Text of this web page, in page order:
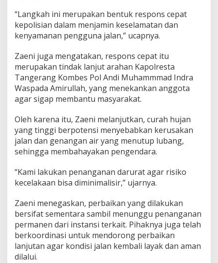
a
n
u
a
n
g
B
r
a
h
a
a
i
B
l
a
r
a
j
a
“Langkah ini merupakan bentuk respons cepat
kepolisian dalam menjamin keselamatan dan
kenyamanan pengguna jalan,” ucapnya.
Zaeni juga mengatakan, respons cepat itu
merupakan tindak lanjut arahan Kapolresta
Tangerang Kombes Pol Andi Muhammmad Indra
Waspada Amirullah, yang menekankan anggota
agar sigap membantu masyarakat.
Oleh karena itu, Zaeni melanjutkan, curah hujan
yang tinggi berpotensi menyebabkan kerusakan
jalan dan genangan air yang menutup lubang,
sehingga membahayakan pengendara.
“Kami lakukan penanganan darurat agar risiko
kecelakaan bisa diminimalisir,” ujarnya.
Zaeni menegaskan, perbaikan yang dilakukan
bersifat sementara sambil menunggu penanganan
permanen dari instansi terkait. Pihaknya juga telah
berkoordinasi untuk mendorong perbaikan
lanjutan agar kondisi jalan kembali layak dan aman
dilalui.